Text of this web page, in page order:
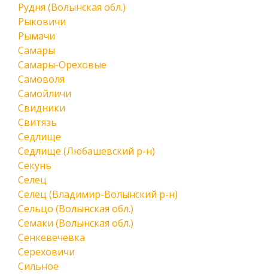
Рудня (Волынская обл.)
Рыковичи
Рымачи
Самары
Самары-Ореховые
Самоволя
Самойличи
Свидники
Свитязь
Седлище
Седлище (Любашевский р-н)
Секунь
Селец
Селец (Владимир-Волынский р-н)
Сельцо (Волынская обл.)
Семаки (Волынская обл.)
Сенкевечевка
Сереховичи
Сильное